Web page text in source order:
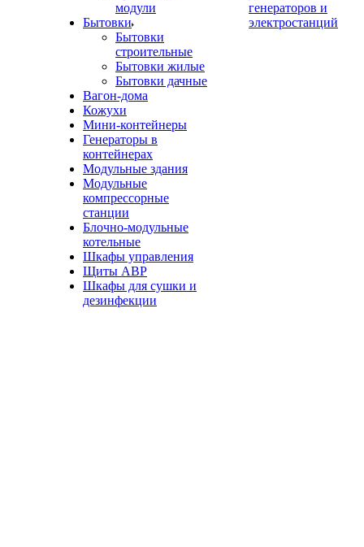
модули
Бытовки
Бытовки
строительные
Бытовки жилые
Бытовки дачные
Вагон-дома
Кожухи
Мини-контейнеры
Генераторы в
контейнерах
Модульные здания
Модульные
компрессорные
станции
Блочно-модульные
котельные
Шкафы управления
Щиты АВР
Шкафы для сушки и
дезинфекции
генераторов и
электростанций